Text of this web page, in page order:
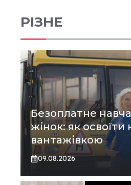
РІЗНЕ
Безоплатне
жінок: як освоїти
вантажівкою
09.08.2026